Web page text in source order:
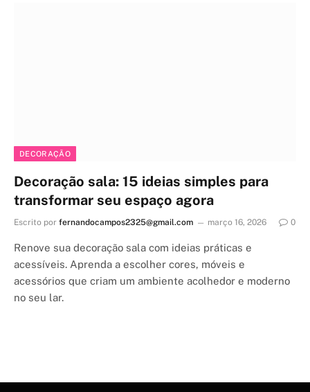
DECORAÇÃO
Decoração sala: 15 ideias simples para
transformar seu espaço agora
Escrito por fernandocampos2325@gmail.com março 16, 2026 0
Renove sua decoração sala com ideias práticas e
acessíveis. Aprenda a escolher cores, móveis e
acessórios que criam um ambiente acolhedor e moderno
no seu lar.